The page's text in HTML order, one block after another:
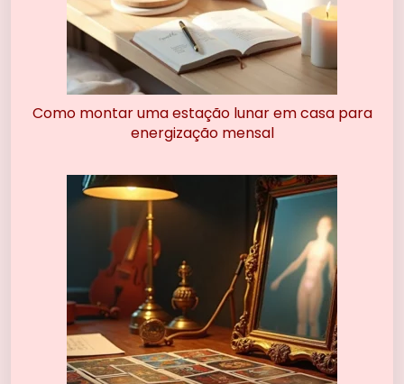
Como montar uma estação lunar em casa para
energização mensal